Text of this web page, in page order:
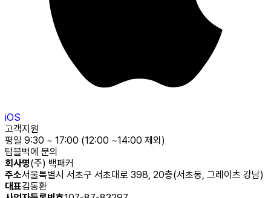
iOS
고객지원
평일 9:30 ~ 17:00 (12:00 ~14:00 제외)
텀블벅에 문의
회사명(주) 백패커
주소서울특별시 서초구 서초대로 398, 20층(서초동, 그레이츠 강남)
대표김동환